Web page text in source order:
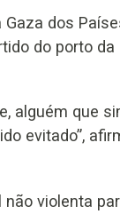
dos
do porto da
alguém que
evitado”,
violenta